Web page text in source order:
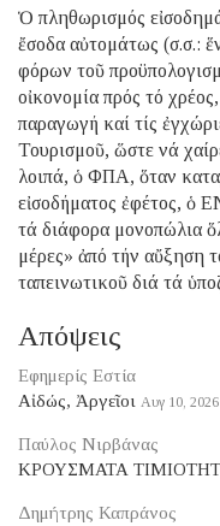
Ὁ πληθωρισμός
ἔσοδα αὐτομάτως (σ.σ.:
φόρων τοῦ
οἰκονομία πρός τό
παραγωγή καί τίς
Τουρισμοῦ, ὥστε νά
λοιπά, ὁ ΦΠΑ, ὅταν
εἰσοδήματος ἐφέτος, ὁ
τά διάφορα μονοπώλια
μέρες» ἀπό τήν αὔξηση
ταπεινωτικοῦ διά τά
Απόψεις
Εφημερίς Εστία
Αἰδώς, Ἀργεῖοι Αυγ 10, 2026
Παύλος Νιρβάνας
ΚΡΟΥΣΜΑΤΑ
Δημήτρης Καπράνος